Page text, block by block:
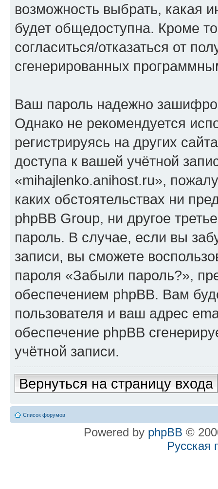
возможность выбрать, какая
будет общедоступна. Кроме
согласиться/отказаться от
сгенерированных
Ваш пароль надежно
Однако не рекомендуется
регистрируясь на других
доступа к вашей учётной
«mihajlenko.anihost.ru»,
каких обстоятельствах ни
phpBB Group, ни другое
пароль. В случае, если вы
записи, вы сможете
пароля «Забыли пароль?»,
обеспечением phpBB. Вам
пользователя и ваш адрес
обеспечение phpBB
учётной записи.
Вернуться на страницу входа
Список форумов
Powered by phpBB ©
Русская